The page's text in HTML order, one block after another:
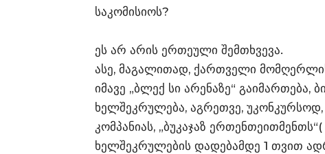
საკომისიოს?
ეს არ არის ერთეული შემთხვევა.
ასე, მაგალითად, ქართველი
იმავე „ბლექ სი არენაზე“ გაიმართება,
ხელშეკრულება, აგრეთვე,
კომპანიას, „ბუკაჯაზ
ხელშეკრულების დადებამდე 1 თვით